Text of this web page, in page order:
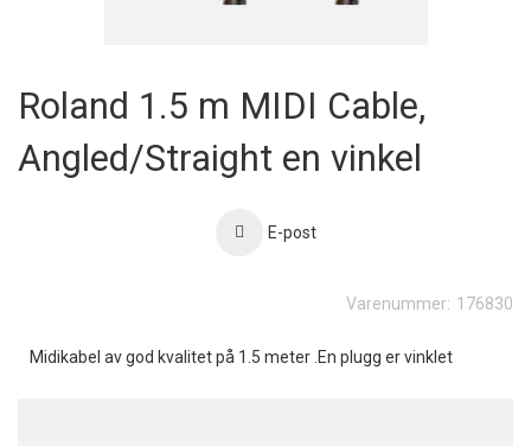
the
of
the
Roland 1.5 m MIDI Cable,
Angled/Straight en vinkel
E-post
Varenummer: 176830
Midikabel av god kvalitet på 1.5 meter .En plugg er vinklet